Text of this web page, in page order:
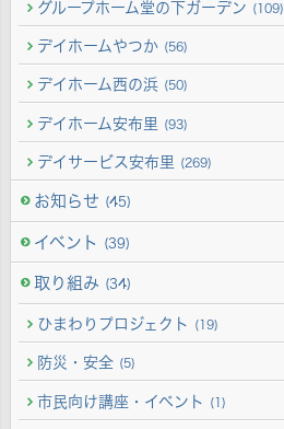
グループホーム堂の下ガーデン (109)
デイホームやつか (56)
デイホーム西の浜 (50)
デイホーム安布里 (93)
デイサービス安布里 (269)
お知らせ (45)
イベント (39)
取り組み (34)
ひまわりプロジェクト (19)
防災・安全 (5)
市民向け講座・イベント (1)